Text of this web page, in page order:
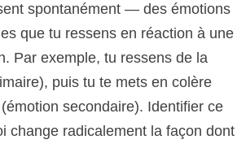
spontanément — des émotions
que tu ressens en réaction à une
Par exemple, tu ressens de la
puis tu te mets en colère
secondaire). Identifier ce
change radicalement la façon dont